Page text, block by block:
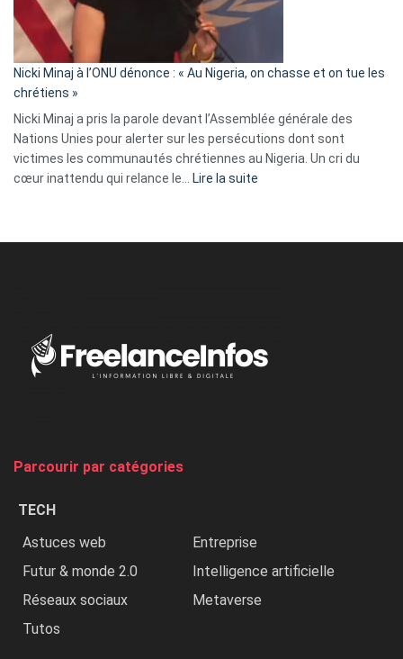
tout
parle
ses
tripes »
Nicki Minaj à l’ONU dénonce : « Au Nigeria, on chasse et on tue les
chrétiens »
Nicki Minaj a pris la parole devant l’Assemblée générale des
Nations Unies pour alerter sur les persécutions dont sont
victimes les communautés chrétiennes au Nigeria. Un cri du
cœur inattendu qui relance le…
Lire la suite
Nigeria,
Parcourir par catégories
TECH
Astuces web
Entreprise
Futur & monde 2.0
Intelligence artificielle
Réseaux sociaux
Metaverse
Tutos